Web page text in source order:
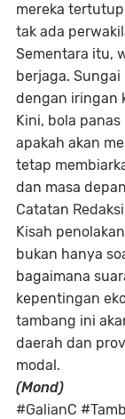
mereka
tak ada
Sementara itu,
berjaga.
dengan iringan
Kini, bola
apakah akan
tetap
dan masa
Catatan
Kisah
bukan hanya
bagaimana
kepentingan
tambang ini
daerah dan
modal.
(Mond)
#GalianC